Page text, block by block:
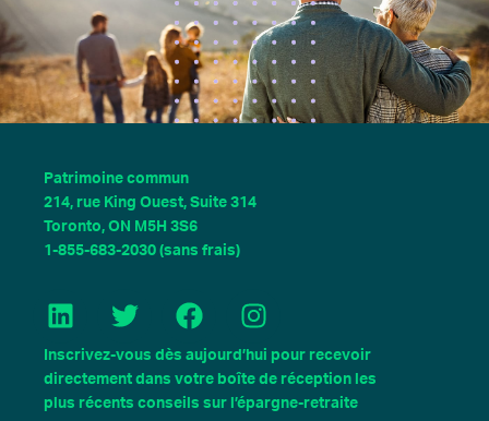
Patrimoine commun
214, rue King Ouest, Suite 314
Toronto, ON M5H 3S6
1-855-683-2030 (sans frais)
L
i
n
k
e
T
w
i
t
t
F
a
c
e
b
I
n
s
t
a
Inscrivez-vous dès aujourd’hui pour recevoir
directement dans votre boîte de réception les
plus récents conseils sur l’épargne-retraite